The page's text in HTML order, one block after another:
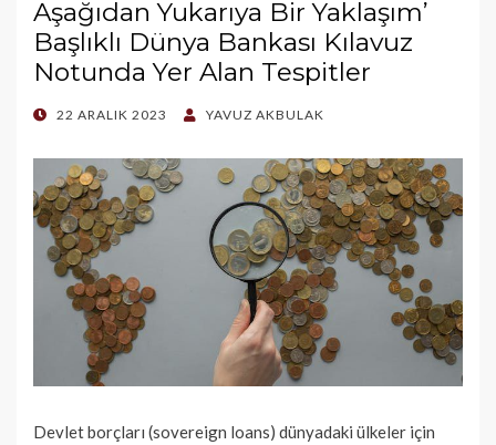
Aşağıdan Yukarıya Bir Yaklaşım’
Başlıklı Dünya Bankası Kılavuz
Notunda Yer Alan Tespitler
POSTED
22 ARALIK 2023 YAVUZ AKBULAK
Devlet borçları (sovereign loans) dünyadaki ülkeler için